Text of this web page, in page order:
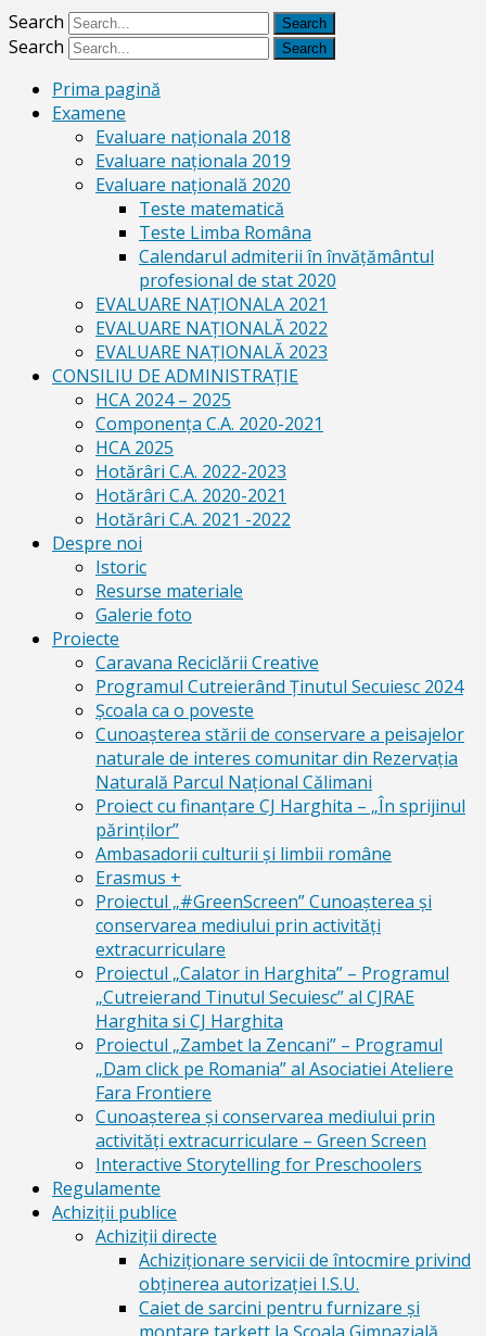
Search
Search
Prima pagină
Examene
Evaluare naționala 2018
Evaluare naționala 2019
Evaluare națională 2020
Teste matematică
Teste Limba Româna
Calendarul admiterii în învăţământul
profesional de stat 2020
EVALUARE NAȚIONALA 2021
EVALUARE NAŢIONALĂ 2022
EVALUARE NAŢIONALĂ 2023
CONSILIU DE ADMINISTRAȚIE
HCA 2024 – 2025
Componența C.A. 2020-2021
HCA 2025
Hotărâri C.A. 2022-2023
Hotărâri C.A. 2020-2021
Hotărâri C.A. 2021 -2022
Despre noi
Istoric
Resurse materiale
Galerie foto
Proiecte
Caravana Reciclării Creative
Programul Cutreierând Ținutul Secuiesc 2024
Școala ca o poveste
Cunoaşterea stării de conservare a peisajelor
naturale de interes comunitar din Rezervaţia
Naturală Parcul Naţional Călimani
Proiect cu finanţare CJ Harghita – „În sprijinul
părinţilor”
Ambasadorii culturii și limbii române
Erasmus +
Proiectul „#GreenScreen” Cunoașterea şi
conservarea mediului prin activităţi
extracurriculare
Proiectul „Calator in Harghita” – Programul
„Cutreierand Tinutul Secuiesc” al CJRAE
Harghita si CJ Harghita
Proiectul „Zambet la Zencani” – Programul
„Dam click pe Romania” al Asociatiei Ateliere
Fara Frontiere
Cunoașterea și conservarea mediului prin
activități extracurriculare – Green Screen
Interactive Storytelling for Preschoolers
Regulamente
Achiziții publice
Achiziții directe
Achiziționare servicii de întocmire privind
obținerea autorizației I.S.U.
Caiet de sarcini pentru furnizare și